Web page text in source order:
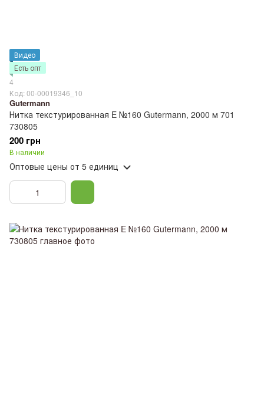
Видео
Есть опт
4
Код: 00-00019346_10
Gutermann
Нитка текстурированная E №160 Gutermann, 2000 м 701
730805
200 грн
В наличии
Оптовые цены от 5 единиц